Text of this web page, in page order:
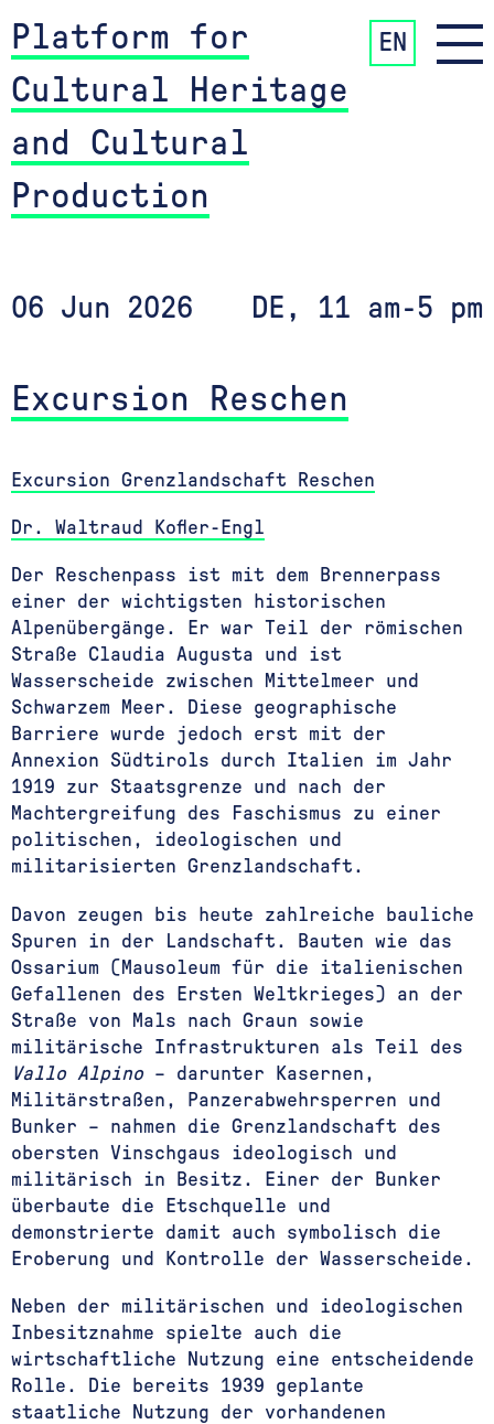
Platform for
Cultural Heritage
and Cultural
Production
EN
06 Jun 2026 DE, 11 am-5 pm
Excursion Reschen
Excursion Grenzlandschaft Reschen
Dr. Waltraud Kofler-Engl
Der Reschenpass ist mit dem Brennerpass
einer der wichtigsten historischen
Alpenübergänge. Er war Teil der römischen
Straße Claudia Augusta und ist
Wasserscheide zwischen Mittelmeer und
Schwarzem Meer. Diese geographische
Barriere wurde jedoch erst mit der
Annexion Südtirols durch Italien im Jahr
1919 zur Staatsgrenze und nach der
Machtergreifung des Faschismus zu einer
politischen, ideologischen und
militarisierten Grenzlandschaft.
Davon zeugen bis heute zahlreiche bauliche
Spuren in der Landschaft. Bauten wie das
Ossarium (Mausoleum für die italienischen
Gefallenen des Ersten Weltkrieges) an der
Straße von Mals nach Graun sowie
militärische Infrastrukturen als Teil des
Vallo Alpino– darunter Kasernen,
Militärstraßen, Panzerabwehrsperren und
Bunker – nahmen die Grenzlandschaft des
obersten Vinschgaus ideologisch und
militärisch in Besitz. Einer der Bunker
überbaute die Etschquelle und
demonstrierte damit auch symbolisch die
Eroberung und Kontrolle der Wasserscheide.
Neben der militärischen und ideologischen
Inbesitznahme spielte auch die
wirtschaftliche Nutzung eine entscheidende
Rolle. Die bereits 1939 geplante
staatliche Nutzung der vorhandenen